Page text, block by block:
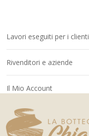
Lavori eseguiti per i clienti
Rivenditori e aziende
Il Mio Account